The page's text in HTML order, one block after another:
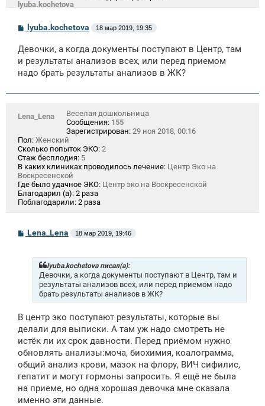
lyuba.kochetova
С
б
щ
е
н
е
lyuba.kochetova 18 мар 2019, 19:35
Девочки, а когда документы поступают в Центр, там
и результаты анализов всех, или перед приемом
надо брать результаты анализов в ЖК?
Lena_Lena
Веселая дошкольница
Сообщения: 155
Зарегистрирован: 29 ноя 2018, 00:16
Пол: Женский
Сколько попыток ЭКО: 2
Стаж бесплодия: 5
В каких клиниках проводилось лечение: Центр Эко на
Воскресенской
Где было удачное ЭКО: Центр эко на Воскресенской
Благодарил (а): 2 раза
Поблагодарили: 2 раза
СLena_Lena 18 мар 2019, 19:46
lyuba.kochetova писал(а):
Девочки, а когда документы поступают в Центр, там и
результаты анализов всех, или перед приемом надо
брать результаты анализов в ЖК?
В центр эко поступают результаты, которые вы
делали для выписки. А там уж надо смотреть не
истёк ли их срок давности. Перед приёмом нужно
обновлять анализы:моча, биохимия, коалограмма,
общий анализ крови, мазок на флору, ВИЧ сифилис,
гепатит и могут гормоны запросить. Я ещё не была
на приеме, но одна хорошая девочка мне сказала
именно эти данные.